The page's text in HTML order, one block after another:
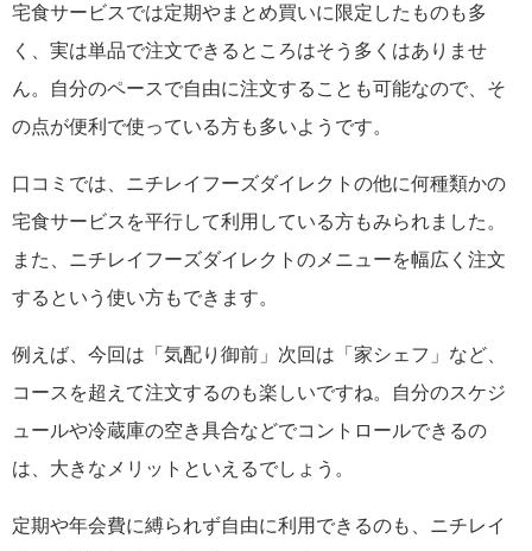
宅食サービスでは定期やまとめ買いに限定したものも多
く、実は単品で注文できるところはそう多くはありませ
ん。自分のペースで自由に注文することも可能なので、そ
の点が便利で使っている方も多いようです。
口コミでは、ニチレイフーズダイレクトの他に何種類かの
宅食サービスを平行して利用している方もみられました。
また、ニチレイフーズダイレクトのメニューを幅広く注文
するという使い方もできます。
例えば、今回は「気配り御前」次回は「家シェフ」など、
コースを超えて注文するのも楽しいですね。自分のスケジ
ュールや冷蔵庫の空き具合などでコントロールできるの
は、大きなメリットといえるでしょう。
定期や年会費に縛られず自由に利用できるのも、ニチレイ